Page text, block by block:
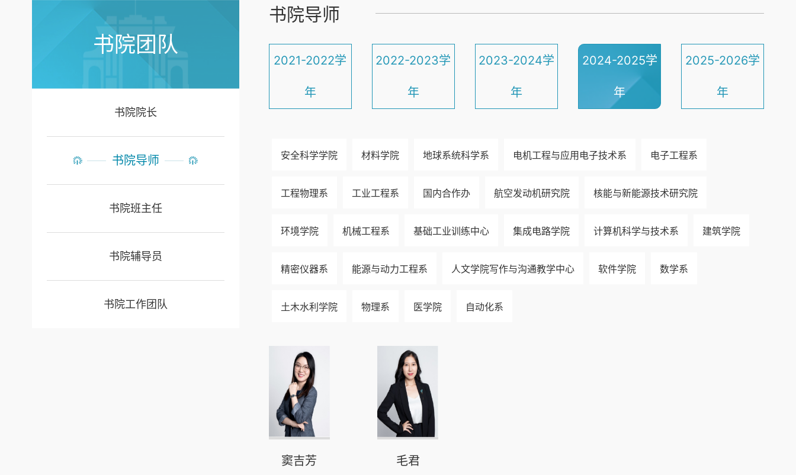
书院团队
书院院长
书院导师
书院班主任
书院辅导员
书院工作团队
书院导师
2021-2022学
年
2022-2023学
年
2023-2024学
年
2024-2025学
年
2025-2026学
年
安全科学学院 材料学院 地球系统科学系 电机工程与应用电子技术系 电子工程系
工程物理系 工业工程系 国内合作办 航空发动机研究院 核能与新能源技术研究院
环境学院 机械工程系 基础工业训练中心 集成电路学院 计算机科学与技术系 建筑学院
精密仪器系 能源与动力工程系 人文学院写作与沟通教学中心 软件学院 数学系
土木水利学院 物理系 医学院 自动化系
窦吉芳 毛君